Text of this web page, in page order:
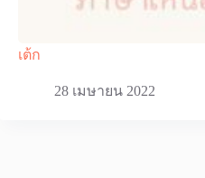
เต้ก
28 เมษายน 2022